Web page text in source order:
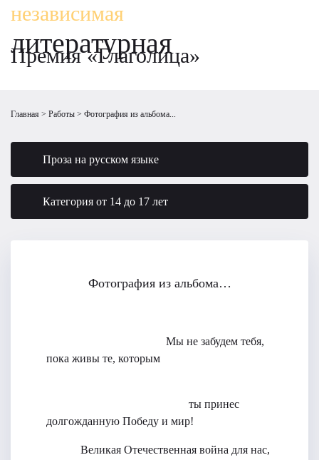
независимая
литературная
Премия «Глаголица»
Главная Работы Фотография из альбома...
Проза на русском языке
Категория от 14 до 17 лет
Фотография из альбома…
Мы не забудем тебя,
пока живы те, которым
ты принес
долгожданную Победу и мир!
Великая Отечественная война для нас,